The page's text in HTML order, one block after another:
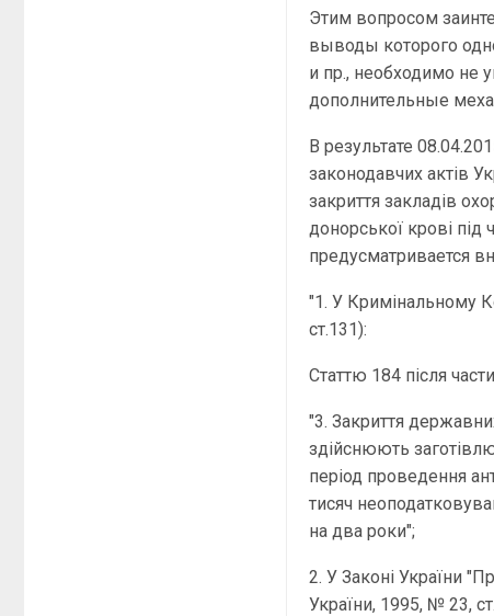
Этим вопросом
выводы которого
и пр., необходимо не
дополнительные
В результате
законодавчих актів
закриття закладів
донорської крові
предусматривается
"1. У Кримінальному
ст.131):
Статтю 184 після
"3. Закриття
здійснюють
період проведення
тисяч
на два роки";
2. У Законі України
України, 1995, № 23,